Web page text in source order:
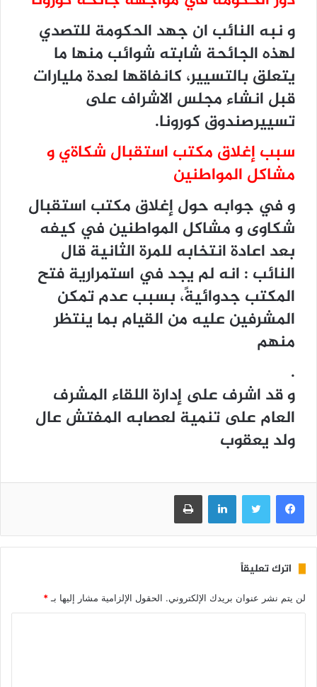
و نبه النائب ان جهد الحكومة للتصدي
لهذه الجائحة شابته شوائب منها ما
يتعلق بالتسيير، كانفاقها لعدة مليارات
قبل انشاء مجلس الاشراف على
تسييرصندوق كورونا.
سبب إغلاق مكتب استقبال شكاةي و
مشاكل المواطنين
و في جوابه حول إغلاق مكتب استقبال
شكاوى و مشاكل المواطنين في كيفه
بعد اعادة انتخابه للمرة الثانية قال
النائب : انه لم يجد في استمرارية فتح
المكتب جدوائيةً، بسبب عدم تمكن
المشرفين عليه من القيام بما ينتظر
منهم
.
و قد اشرف على إدارة اللقاء المشرف
العام على تنمية لعصابه المفتش عال
ولد يعقوب
فيسبوك تويتر لينكدإن طباعة
اترك تعليقاً
لن يتم نشر عنوان بريدك الإلكتروني. الحقول الإلزامية مشار إليها بـ *